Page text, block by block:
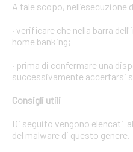
A tale scopo,
· verificare che nella barra
home banking;
· prima di confermare una
successivamente accertarsi
Consigli utili
Di seguito vengono elencati
del malware di questo genere.